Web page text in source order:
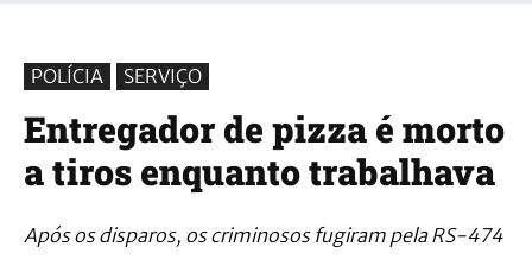
POLÍCIA SERVIÇO
Entregador de pizza é morto
a tiros enquanto trabalhava
Após os disparos, os criminosos fugiram pela RS-474